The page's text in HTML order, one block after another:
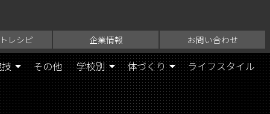
レシピ 企業情報 お問い合わせ
その他 学校別 体づくり ライフスタイル